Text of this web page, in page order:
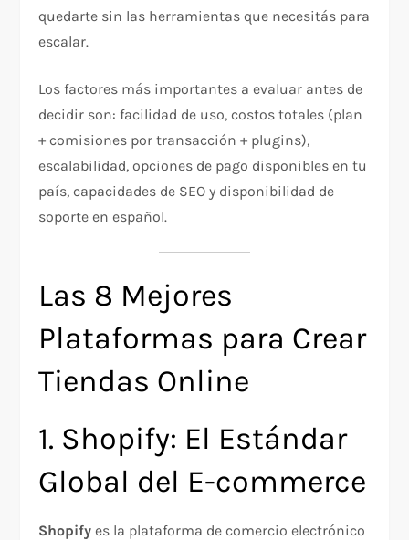
quedarte sin las herramientas que necesitás para
escalar.
Los factores más importantes a evaluar antes de
decidir son: facilidad de uso, costos totales (plan
+ comisiones por transacción + plugins),
escalabilidad, opciones de pago disponibles en tu
país, capacidades de SEO y disponibilidad de
soporte en español.
Las 8 Mejores
Plataformas para Crear
Tiendas Online
1. Shopify: El Estándar
Global del E-commerce
Shopify es la plataforma de comercio electrónico